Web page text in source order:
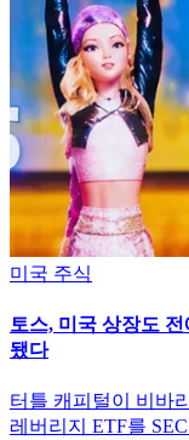
미국 주식
토스, 미국 상장도
됐다
터틀 캐피털이 비바
레버리지 ETF를